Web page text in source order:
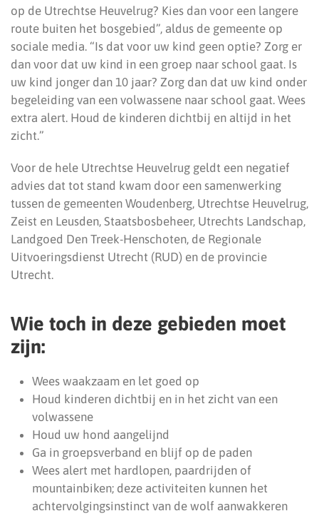
op de Utrechtse Heuvelrug? Kies dan voor een langere
route buiten het bosgebied”, aldus de gemeente op
sociale media. “Is dat voor uw kind geen optie? Zorg er
dan voor dat uw kind in een groep naar school gaat. Is
uw kind jonger dan 10 jaar? Zorg dan dat uw kind onder
begeleiding van een volwassene naar school gaat. Wees
extra alert. Houd de kinderen dichtbij en altijd in het
zicht.”
Voor de hele Utrechtse Heuvelrug geldt een negatief
advies dat tot stand kwam door een samenwerking
tussen de gemeenten Woudenberg, Utrechtse Heuvelrug,
Zeist en Leusden, Staatsbosbeheer, Utrechts Landschap,
Landgoed Den Treek-Henschoten, de Regionale
Uitvoeringsdienst Utrecht (RUD) en de provincie
Utrecht.
Wie toch in deze gebieden moet
zijn:
Wees waakzaam en let goed op
Houd kinderen dichtbij en in het zicht van een
volwassene
Houd uw hond aangelijnd
Ga in groepsverband en blijf op de paden
Wees alert met hardlopen, paardrijden of
mountainbiken; deze activiteiten kunnen het
achtervolgingsinstinct van de wolf aanwakkeren